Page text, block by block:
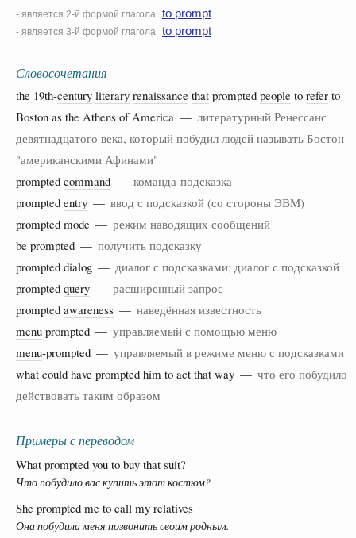
- является 2-й формой глагола to prompt
- является 3-й формой глагола to prompt
Словосочетания
the 19th-century literary renaissance that prompted people to refer to
Boston as the Athens ofAmerica — литературный Ренессанс
девятнадцатого века, который побудил людей называть Бостон
"американскими Афинами"
prompted command — команда-подсказка
prompted entry — ввод с подсказкой (со стороны ЭВМ)
prompted mode — режим наводящих сообщений
be prompted — получить подсказку
prompted dialog — диалог с подсказками; диалог с подсказкой
prompted query — расширенный запрос
prompted awareness — наведённая известность
menu prompted — управляемый с помощью меню
menu-prompted — управляемый в режиме меню с подсказками
what could have prompted him to act that way — что его побудило
действовать таким образом
Примеры с переводом
What prompted you to buy that suit?
Что побудило вас купить этот костюм?
She prompted me to call my relatives
Она побудила меня позвонить своим родным.